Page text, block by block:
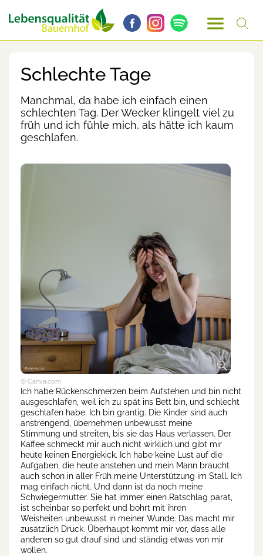
Schlechte Tage
Manchmal, da habe ich einfach einen
schlechten Tag. Der Wecker klingelt viel zu
früh und ich fühle mich, als hätte ich kaum
geschlafen.
© Canva.com
Ich habe Rückenschmerzen beim Aufstehen und bin nicht
ausgeschlafen, weil ich zu spät ins Bett bin, und schlecht
geschlafen habe. Ich bin grantig. Die Kinder sind auch
anstrengend, übernehmen unbewusst meine
Stimmung und streiten, bis sie das Haus verlassen. Der
Kaffee schmeckt mir auch nicht wirklich und gibt mir
heute keinen Energiekick. Ich habe keine Lust auf die
Aufgaben, die heute anstehen und mein Mann braucht
auch schon in aller Früh meine Unterstützung im Stall. Ich
mag einfach nicht. Und dann ist da noch meine
Schwiegermutter. Sie hat immer einen Ratschlag parat,
ist scheinbar so perfekt und bohrt mit ihren
Weisheiten unbewusst in meiner Wunde. Das macht mir
zusätzlich Druck. Überhaupt kommt mir vor, dass alle
anderen so gut drauf sind und ständig etwas von mir
wollen.